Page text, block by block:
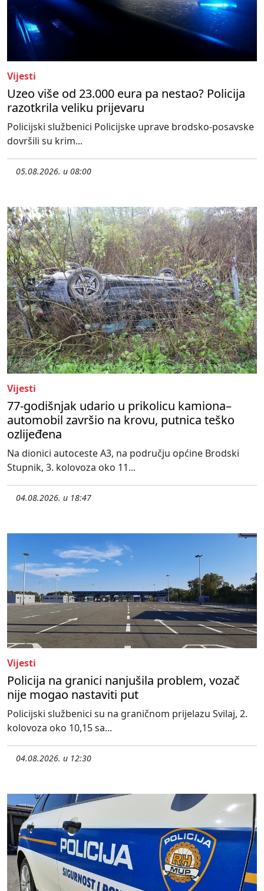
Vijesti
Uzeo više od 23.000 eura pa nestao? Policija
razotkrila veliku prijevaru
Policijski službenici Policijske uprave brodsko-posavske
dovršili su krim...
05.08.2026. u 08:00
Vijesti
77-godišnjak udario u prikolicu kamiona–
automobil završio na krovu, putnica teško
ozlijeđena
Na dionici autoceste A3, na području općine Brodski
Stupnik, 3. kolovoza oko 11...
04.08.2026. u 18:47
Vijesti
Policija na granici nanjušila problem, vozač
nije mogao nastaviti put
Policijski službenici su na graničnom prijelazu Svilaj, 2.
kolovoza oko 10,15 sa...
04.08.2026. u 12:30